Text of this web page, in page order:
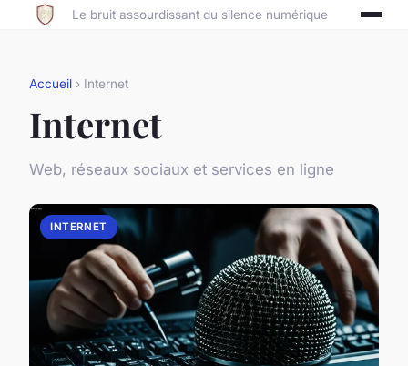
Le bruit assourdissant du silence numérique
Accueil › Internet
Internet
Web, réseaux sociaux et services en ligne
INTERNET